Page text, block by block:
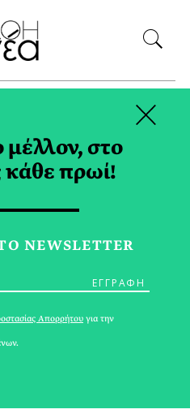
στο
πρωί!
NEWSLETTER
Απορρήτου για την
×